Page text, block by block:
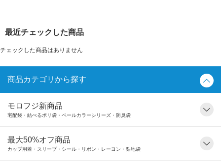
最近チェックした商品
チェックした商品はありません
商品カテゴリから探す
モロフジ新商品
宅配袋・結べるポリ袋・ペールカラーシリーズ・防臭袋
最大50%オフ商品
カップ用蓋・スリーブ・シール・リボン・レーヨン・梨地袋